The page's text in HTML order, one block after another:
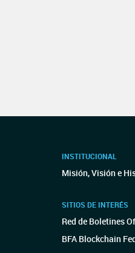
INSTITUCIONAL
Misión, Visión e
SITIOS DE INTERÉS
Red de Boletines
BFA Blockchain